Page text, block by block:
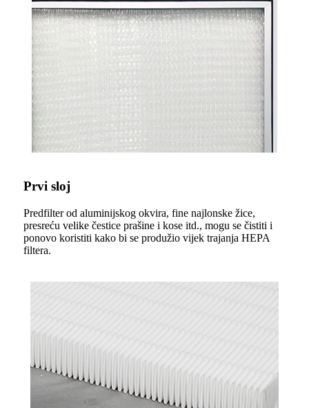
Prvi sloj
Predfilter od aluminijskog okvira, fine najlonske žice,
presreću velike čestice prašine i kose itd., mogu se čistiti i
ponovo koristiti kako bi se produžio vijek trajanja HEPA
filtera.